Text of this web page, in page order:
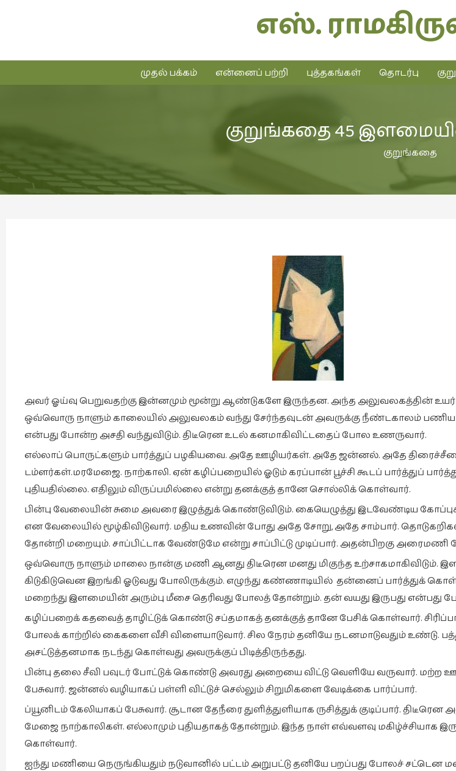
எஸ்.
முதல் பக்கம் என்னைப் பற்றி புத்தகங்கள் தொடர்பு
குறுங்கதை 45
குறுங்கதை
அவர் ஓய்வு பெறுவதற்கு இன்னமும் மூன்று ஆண்டுகளே இருந்தன. அந்த அலுவலகத்தின்
ஒவ்வொரு நாளும் காலையில் அலுவலகம் வந்து சேர்ந்தவுடன் அவருக்கு நீண்டகாலம்
என்பது போன்ற அசதி வந்துவிடும். திடீரென உடல் கனமாகிவிட்டதைப் போல உணருவார்.
எல்லாப் பொருட்களும் பார்த்துப் பழகியவை. அதே ஊழியர்கள். அதே ஜன்னல். அதே
டம்ளர்கள்.மரமேஜை. நாற்காலி. ஏன் கழிப்பறையில் ஓடும் கரப்பான் பூச்சி கூடப் பார்த்துப்
புதியதில்லை. எதிலும் விருப்பமில்லை என்று தனக்குத் தானே சொல்லிக் கொள்வார்.
பின்பு வேலையின் சுமை அவரை இழுத்துக் கொண்டுவிடும். கையெழுத்து இடவேண்டிய
என வேலையில் மூழ்கிவிடுவார். மதிய உணவின் போது அதே சோறு, அதே சாம்பார்.
தோன்றி மறையும். சாப்பிட்டாக வேண்டுமே என்று சாப்பிட்டு முடிப்பார். அதன்பிறகு அரைமணி
ஒவ்வொரு நாளும் மாலை நான்கு மணி ஆனது திடீரென மனது மிகுந்த உற்சாகமாகிவிடும்.
கிடுகிடுவென இறங்கி ஓடுவது போலிருக்கும். எழுந்து கண்ணாடியில் தன்னைப் பார்த்துக்
மறைந்து இளமையின் அரும்பு மீசை தெரிவது போலத் தோன்றும். தன் வயது இருபது என்பது
கழிப்பறைக் கதவைத் தாழிட்டுக் கொண்டு சப்தமாகத் தனக்குத் தானே பேசிக் கொள்வார்.
போலக் காற்றில் கைகளை வீசி விளையாடுவார். சில நேரம் தனியே நடனமாடுவதும் உண்டு.
அசட்டுத்தனமாக நடந்து கொள்வது அவருக்குப் பிடித்திருந்தது.
பின்பு தலை சீவி பவுடர் போட்டுக் கொண்டு அவரது அறையை விட்டு வெளியே வருவார். மற்ற
பேசுவார். ஜன்னல் வழியாகப் பள்ளி விட்டுச் செல்லும் சிறுமிகளை வேடிக்கை பார்ப்பார்.
ப்யூனிடம் கேலியாகப் பேசுவார். சூடான தேநீரை துளித்துளியாக ருசித்துக் குடிப்பார்.
மேஜை நாற்காலிகள். எல்லாமும் புதியதாகத் தோன்றும். இந்த நாள் எவ்வளவு மகிழ்ச்சியாக
கொள்வார்.
ஐந்து மணியை நெருங்கியதும் நடுவானில் பட்டம் அறுபட்டு தனியே பறப்பது போலச் சட்டென